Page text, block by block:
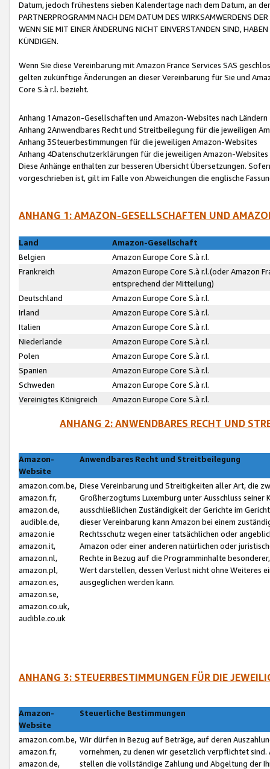
Datum, jedoch frühestens sieben Kalendertage nach dem Datum, an
PARTNERPROGRAMM NACH DEM DATUM DES WIRKSAMWERDENS
WENN SIE MIT EINER ÄNDERUNG NICHT EINVERSTANDEN SIND,
KÜNDIGEN.
Wenn Sie diese Vereinbarung mit Amazon France Services SAS
gelten zukünftige Änderungen an dieser Vereinbarung für Sie und
Core S.à r.l. bezieht.
Anhang 1Amazon-Gesellschaften und Amazon-Websites nach Ländern
Anhang 2Anwendbares Recht und Streitbeilegung für die jeweiligen
Anhang 3Steuerbestimmungen für die jeweiligen Amazon-Websites
Anhang 4Datenschutzerklärungen für die jeweiligen Amazon-Websites
Diese Anhänge enthalten zur besseren Übersicht Übersetzungen.
vorgeschrieben ist, gilt im Falle von Abweichungen die englische
ANHANG 1: AMAZON-GESELLSCHAFTEN UND
Land
Amazon-Gesellschaft
Belgien
Amazon Europe Core S.à r.l.
Frankreich
Amazon Europe Core S.à r.l.(oder Amazon
entsprechend der Mitteilung)
Deutschland
Amazon Europe Core S.à r.l.
Irland
Amazon Europe Core S.à r.l.
Italien
Amazon Europe Core S.à r.l.
Niederlande
Amazon Europe Core S.à r.l.
Polen
Amazon Europe Core S.à r.l.
Spanien
Amazon Europe Core S.à r.l.
Schweden
Amazon Europe Core S.à r.l.
Vereinigtes Königreich
Amazon Europe Core S.à r.l.
ANHANG 2: ANWENDBARES RECHT UND
Amazon-
Website
Anwendbares Recht und Streitbeilegung
amazon.com.be,
amazon.fr,
amazon.de,
audible.de,
amazon.ie
amazon.it,
amazon.nl,
amazon.pl,
amazon.es,
amazon.se,
amazon.co.uk,
audible.co.uk
Diese Vereinbarung und Streitigkeiten aller Art, die
Großherzogtums Luxemburg unter Ausschluss
ausschließlichen Zuständigkeit der Gerichte im
dieser Vereinbarung kann Amazon bei einem
Rechtsschutz wegen einer tatsächlichen oder
Amazon oder einer anderen natürlichen oder
Rechte in Bezug auf die Programminhalte
Wert darstellen, dessen Verlust nicht ohne Weiteres
ausgeglichen werden kann.
ANHANG 3: STEUERBESTIMMUNGEN FÜR DIE
Amazon-
Website
Steuerliche Bestimmungen
amazon.com.be,
amazon.fr,
amazon.de,
Wir dürfen in Bezug auf Beträge, auf deren
vornehmen, zu denen wir gesetzlich verpflichtet
stellen die vollständige Zahlung und Abgeltung der